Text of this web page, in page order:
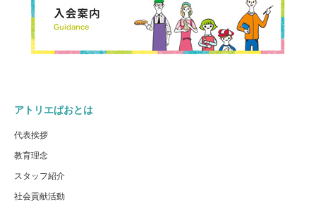
アトリエぱおとは
代表挨拶
教育理念
スタッフ紹介
社会貢献活動